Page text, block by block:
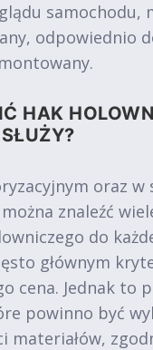
samochodu,
odpowiednio
HAK
oraz w
znaleźć
do
głównym
cena. Jednak to
powinno być
materiałów,